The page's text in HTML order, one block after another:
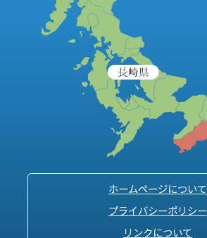
ホームページについて
プライバシーポリシー
リンクについて